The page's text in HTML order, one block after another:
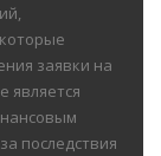
заявки на
является
последствия